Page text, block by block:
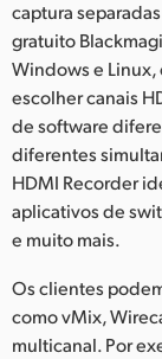
Spain
Sweden
Chinese
Turkey
UAE
United
captura
gratuito
Windows e
escolher canais
de software
diferentes
HDMI Recorder
aplicativos de
e muito mais.
Os clientes
como vMix,
multicanal. Por